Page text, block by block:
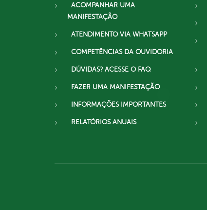
ACOMPANHAR UMA
MANIFESTAÇÃO
ATENDIMENTO VIA WHATSAPP
COMPETÊNCIAS DA OUVIDORIA
DÚVIDAS? ACESSE O FAQ
FAZER UMA MANIFESTAÇÃO
INFORMAÇÕES IMPORTANTES
RELATÓRIOS ANUAIS